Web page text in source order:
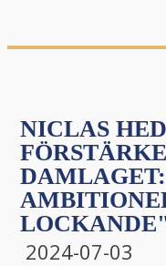
NICLAS
2024-07-03